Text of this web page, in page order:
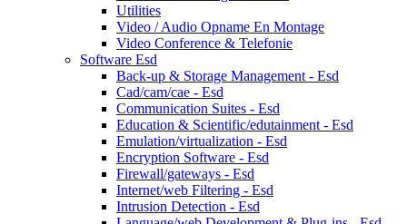
Utilities
Video / Audio Opname En Montage
Video Conference & Telefonie
Software Esd
Back-up & Storage Management - Esd
Cad/cam/cae - Esd
Communication Suites - Esd
Education & Scientific/edutainment - Esd
Emulation/virtualization - Esd
Encryption Software - Esd
Firewall/gateways - Esd
Internet/web Filtering - Esd
Intrusion Detection - Esd